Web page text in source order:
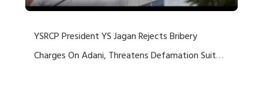
YSRCP President YS Jagan Rejects Bribery
Charges On Adani, Threatens Defamation Suit